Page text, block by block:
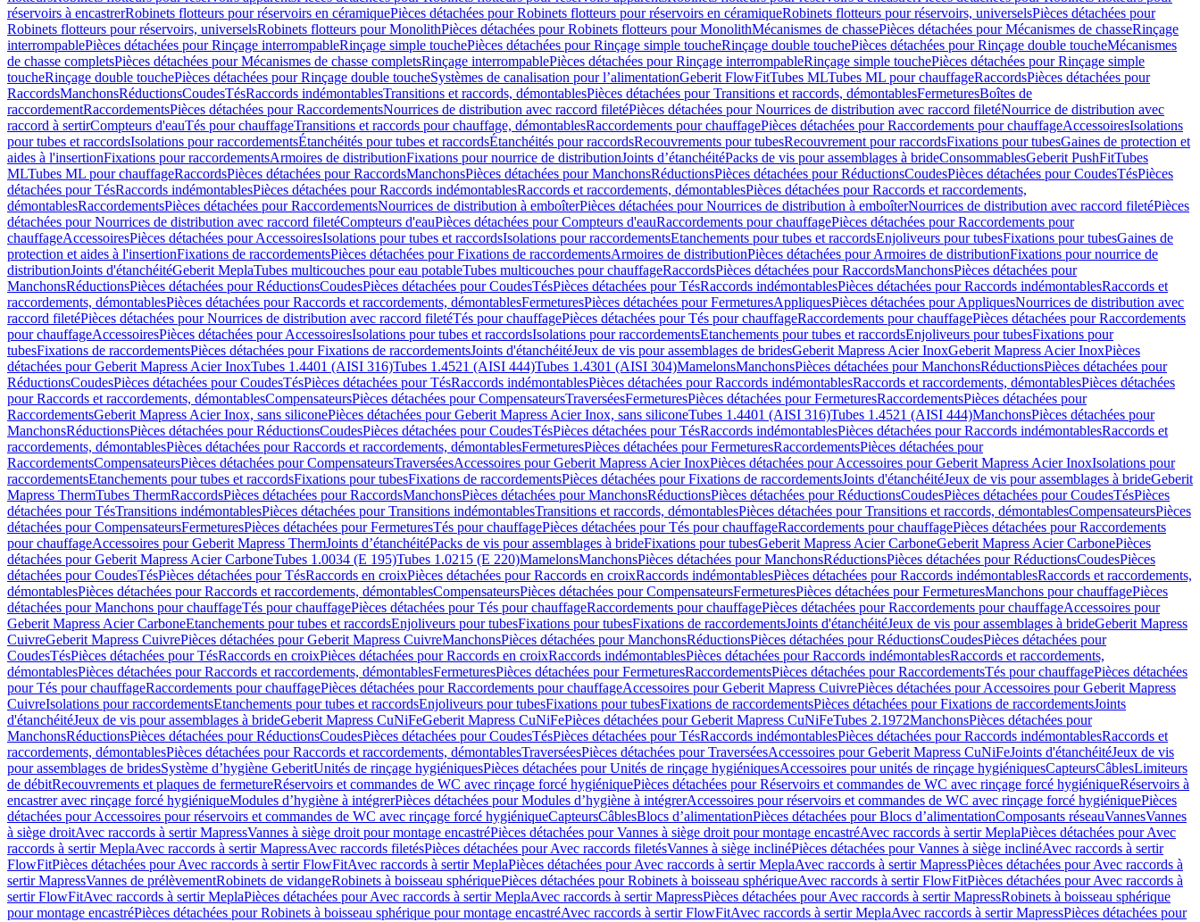
réservoirs à encastrerRobinets flotteurs pour réservoirs en céramiquePièces détachées pour Robinets flotteurs pour réservoirs en céramiqueRobinets flotteurs pour réservoirs, universelsPièces détachées pour
Robinets flotteurs pour réservoirs, universelsRobinets flotteurs pour MonolithPièces détachées pour Robinets flotteurs pour MonolithMécanismes de chassePièces détachées pour Mécanismes de chasseRinçage
interrompablePièces détachées pour Rinçage interrompableRinçage simple touchePièces détachées pour Rinçage simple toucheRinçage double touchePièces détachées pour Rinçage double toucheMécanismes
de chasse completsPièces détachées pour Mécanismes de chasse completsRinçage interrompablePièces détachées pour Rinçage interrompableRinçage simple touchePièces détachées pour Rinçage simple
toucheRinçage double touchePièces détachées pour Rinçage double toucheSystèmes de canalisation pour l’alimentationGeberit FlowFitTubes MLTubes ML pour chauffageRaccordsPièces détachées pour
RaccordsManchonsRéductionsCoudesTésRaccords indémontablesTransitions et raccords, démontablesPièces détachées pour Transitions et raccords, démontablesFermeturesBoîtes de
raccordementRaccordementsPièces détachées pour RaccordementsNourrices de distribution avec raccord filetéPièces détachées pour Nourrices de distribution avec raccord filetéNourrice de distribution avec
raccord à sertirCompteurs d'eauTés pour chauffageTransitions et raccords pour chauffage, démontablesRaccordements pour chauffagePièces détachées pour Raccordements pour chauffageAccessoiresIsolations
pour tubes et raccordsIsolations pour raccordementsÉtanchéités pour tubes et raccordsÉtanchéités pour raccordsRecouvrements pour tubesRecouvrement pour raccordsFixations pour tubesGaines de protection et
aides à l'insertionFixations pour raccordementsArmoires de distributionFixations pour nourrice de distributionJoints d’étanchéitéPacks de vis pour assemblages à brideConsommablesGeberit PushFitTubes
MLTubes ML pour chauffageRaccordsPièces détachées pour RaccordsManchonsPièces détachées pour ManchonsRéductionsPièces détachées pour RéductionsCoudesPièces détachées pour CoudesTésPièces
détachées pour TésRaccords indémontablesPièces détachées pour Raccords indémontablesRaccords et raccordements, démontablesPièces détachées pour Raccords et raccordements,
démontablesRaccordementsPièces détachées pour RaccordementsNourrices de distribution à emboîterPièces détachées pour Nourrices de distribution à emboîterNourrices de distribution avec raccord filetéPièces
détachées pour Nourrices de distribution avec raccord filetéCompteurs d'eauPièces détachées pour Compteurs d'eauRaccordements pour chauffagePièces détachées pour Raccordements pour
chauffageAccessoiresPièces détachées pour AccessoiresIsolations pour tubes et raccordsIsolations pour raccordementsEtanchements pour tubes et raccordsEnjoliveurs pour tubesFixations pour tubesGaines de
protection et aides à l'insertionFixations de raccordementsPièces détachées pour Fixations de raccordementsArmoires de distributionPièces détachées pour Armoires de distributionFixations pour nourrice de
distributionJoints d'étanchéitéGeberit MeplaTubes multicouches pour eau potableTubes multicouches pour chauffageRaccordsPièces détachées pour RaccordsManchonsPièces détachées pour
ManchonsRéductionsPièces détachées pour RéductionsCoudesPièces détachées pour CoudesTésPièces détachées pour TésRaccords indémontablesPièces détachées pour Raccords indémontablesRaccords et
raccordements, démontablesPièces détachées pour Raccords et raccordements, démontablesFermeturesPièces détachées pour FermeturesAppliquesPièces détachées pour AppliquesNourrices de distribution avec
raccord filetéPièces détachées pour Nourrices de distribution avec raccord filetéTés pour chauffagePièces détachées pour Tés pour chauffageRaccordements pour chauffagePièces détachées pour Raccordements
pour chauffageAccessoiresPièces détachées pour AccessoiresIsolations pour tubes et raccordsIsolations pour raccordementsEtanchements pour tubes et raccordsEnjoliveurs pour tubesFixations pour
tubesFixations de raccordementsPièces détachées pour Fixations de raccordementsJoints d'étanchéitéJeux de vis pour assemblages de bridesGeberit Mapress Acier InoxGeberit Mapress Acier InoxPièces
détachées pour Geberit Mapress Acier InoxTubes 1.4401 (AISI 316)Tubes 1.4521 (AISI 444)Tubes 1.4301 (AISI 304)MamelonsManchonsPièces détachées pour ManchonsRéductionsPièces détachées pour
RéductionsCoudesPièces détachées pour CoudesTésPièces détachées pour TésRaccords indémontablesPièces détachées pour Raccords indémontablesRaccords et raccordements, démontablesPièces détachées
pour Raccords et raccordements, démontablesCompensateursPièces détachées pour CompensateursTraverséesFermeturesPièces détachées pour FermeturesRaccordementsPièces détachées pour
RaccordementsGeberit Mapress Acier Inox, sans siliconePièces détachées pour Geberit Mapress Acier Inox, sans siliconeTubes 1.4401 (AISI 316)Tubes 1.4521 (AISI 444)ManchonsPièces détachées pour
ManchonsRéductionsPièces détachées pour RéductionsCoudesPièces détachées pour CoudesTésPièces détachées pour TésRaccords indémontablesPièces détachées pour Raccords indémontablesRaccords et
raccordements, démontablesPièces détachées pour Raccords et raccordements, démontablesFermeturesPièces détachées pour FermeturesRaccordementsPièces détachées pour
RaccordementsCompensateursPièces détachées pour CompensateursTraverséesAccessoires pour Geberit Mapress Acier InoxPièces détachées pour Accessoires pour Geberit Mapress Acier InoxIsolations pour
raccordementsEtanchements pour tubes et raccordsFixations pour tubesFixations de raccordementsPièces détachées pour Fixations de raccordementsJoints d'étanchéitéJeux de vis pour assemblages à brideGeberit
Mapress ThermTubes ThermRaccordsPièces détachées pour RaccordsManchonsPièces détachées pour ManchonsRéductionsPièces détachées pour RéductionsCoudesPièces détachées pour CoudesTésPièces
détachées pour TésTransitions indémontablesPièces détachées pour Transitions indémontablesTransitions et raccords, démontablesPièces détachées pour Transitions et raccords, démontablesCompensateursPièces
détachées pour CompensateursFermeturesPièces détachées pour FermeturesTés pour chauffagePièces détachées pour Tés pour chauffageRaccordements pour chauffagePièces détachées pour Raccordements
pour chauffageAccessoires pour Geberit Mapress ThermJoints d’étanchéitéPacks de vis pour assemblages à brideFixations pour tubesGeberit Mapress Acier CarboneGeberit Mapress Acier CarbonePièces
détachées pour Geberit Mapress Acier CarboneTubes 1.0034 (E 195)Tubes 1.0215 (E 220)MamelonsManchonsPièces détachées pour ManchonsRéductionsPièces détachées pour RéductionsCoudesPièces
détachées pour CoudesTésPièces détachées pour TésRaccords en croixPièces détachées pour Raccords en croixRaccords indémontablesPièces détachées pour Raccords indémontablesRaccords et raccordements,
démontablesPièces détachées pour Raccords et raccordements, démontablesCompensateursPièces détachées pour CompensateursFermeturesPièces détachées pour FermeturesManchons pour chauffagePièces
détachées pour Manchons pour chauffageTés pour chauffagePièces détachées pour Tés pour chauffageRaccordements pour chauffagePièces détachées pour Raccordements pour chauffageAccessoires pour
Geberit Mapress Acier CarboneEtanchements pour tubes et raccordsEnjoliveurs pour tubesFixations pour tubesFixations de raccordementsJoints d'étanchéitéJeux de vis pour assemblages à brideGeberit Mapress
CuivreGeberit Mapress CuivrePièces détachées pour Geberit Mapress CuivreManchonsPièces détachées pour ManchonsRéductionsPièces détachées pour RéductionsCoudesPièces détachées pour
CoudesTésPièces détachées pour TésRaccords en croixPièces détachées pour Raccords en croixRaccords indémontablesPièces détachées pour Raccords indémontablesRaccords et raccordements,
démontablesPièces détachées pour Raccords et raccordements, démontablesFermeturesPièces détachées pour FermeturesRaccordementsPièces détachées pour RaccordementsTés pour chauffagePièces détachées
pour Tés pour chauffageRaccordements pour chauffagePièces détachées pour Raccordements pour chauffageAccessoires pour Geberit Mapress CuivrePièces détachées pour Accessoires pour Geberit Mapress
CuivreIsolations pour raccordementsEtanchements pour tubes et raccordsEnjoliveurs pour tubesFixations pour tubesFixations de raccordementsPièces détachées pour Fixations de raccordementsJoints
d'étanchéitéJeux de vis pour assemblages à brideGeberit Mapress CuNiFeGeberit Mapress CuNiFePièces détachées pour Geberit Mapress CuNiFeTubes 2.1972ManchonsPièces détachées pour
ManchonsRéductionsPièces détachées pour RéductionsCoudesPièces détachées pour CoudesTésPièces détachées pour TésRaccords indémontablesPièces détachées pour Raccords indémontablesRaccords et
raccordements, démontablesPièces détachées pour Raccords et raccordements, démontablesTraverséesPièces détachées pour TraverséesAccessoires pour Geberit Mapress CuNiFeJoints d'étanchéitéJeux de vis
pour assemblages de bridesSystème d’hygiène GeberitUnités de rinçage hygiéniquesPièces détachées pour Unités de rinçage hygiéniquesAccessoires pour unités de rinçage hygiéniquesCapteursCâblesLimiteurs
de débitRecouvrements et plaques de fermetureRéservoirs et commandes de WC avec rinçage forcé hygiéniquePièces détachées pour Réservoirs et commandes de WC avec rinçage forcé hygiéniqueRéservoirs à
encastrer avec rinçage forcé hygiéniqueModules d’hygiène à intégrerPièces détachées pour Modules d’hygiène à intégrerAccessoires pour réservoirs et commandes de WC avec rinçage forcé hygiéniquePièces
détachées pour Accessoires pour réservoirs et commandes de WC avec rinçage forcé hygiéniqueCapteursCâblesBlocs d’alimentationPièces détachées pour Blocs d’alimentationComposants réseauVannesVannes
à siège droitAvec raccords à sertir MapressVannes à siège droit pour montage encastréPièces détachées pour Vannes à siège droit pour montage encastréAvec raccords à sertir MeplaPièces détachées pour Avec
raccords à sertir MeplaAvec raccords à sertir MapressAvec raccords filetésPièces détachées pour Avec raccords filetésVannes à siège inclinéPièces détachées pour Vannes à siège inclinéAvec raccords à sertir
FlowFitPièces détachées pour Avec raccords à sertir FlowFitAvec raccords à sertir MeplaPièces détachées pour Avec raccords à sertir MeplaAvec raccords à sertir MapressPièces détachées pour Avec raccords à
sertir MapressVannes de prélèvementRobinets de vidangeRobinets à boisseau sphériquePièces détachées pour Robinets à boisseau sphériqueAvec raccords à sertir FlowFitPièces détachées pour Avec raccords à
sertir FlowFitAvec raccords à sertir MeplaPièces détachées pour Avec raccords à sertir MeplaAvec raccords à sertir MapressPièces détachées pour Avec raccords à sertir MapressRobinets à boisseau sphérique
pour montage encastréPièces détachées pour Robinets à boisseau sphérique pour montage encastréAvec raccords à sertir FlowFitAvec raccords à sertir MeplaAvec raccords à sertir MapressPièces détachées pour